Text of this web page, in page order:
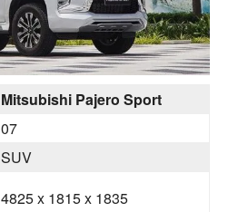
Mitsubishi Pajero Sport
07
SUV
4825 x 1815 x 1835